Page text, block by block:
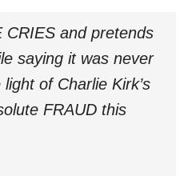
CRIES and pretends
saying it was never
of Charlie Kirk’s
FRAUD this